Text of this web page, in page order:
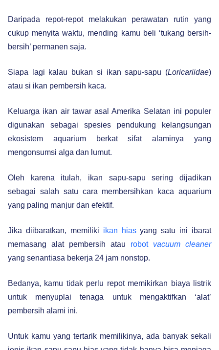
Daripada repot-repot melakukan perawatan rutin yang
cukup menyita waktu, mending kamu beli ‘tukang bersih-
bersih’ permanen saja.
Siapa lagi kalau bukan si ikan sapu-sapu (Loricariidae)
atau si ikan pembersih kaca.
Keluarga ikan air tawar asal Amerika Selatan ini populer
digunakan sebagai spesies pendukung kelangsungan
ekosistem aquarium berkat sifat alaminya yang
mengonsumsi alga dan lumut.
Oleh karena itulah, ikan sapu-sapu sering dijadikan
sebagai salah satu cara membersihkan kaca aquarium
yang paling manjur dan efektif.
Jika diibaratkan, memiliki ikan hiasyang satu ini ibarat
memasang alat pembersih atau robot vacuum cleaner
yang senantiasa bekerja 24 jam nonstop.
Bedanya, kamu tidak perlu repot memikirkan biaya listrik
untuk menyuplai tenaga untuk mengaktifkan ‘alat’
pembersih alami ini.
Untuk kamu yang tertarik memilikinya, ada banyak sekali